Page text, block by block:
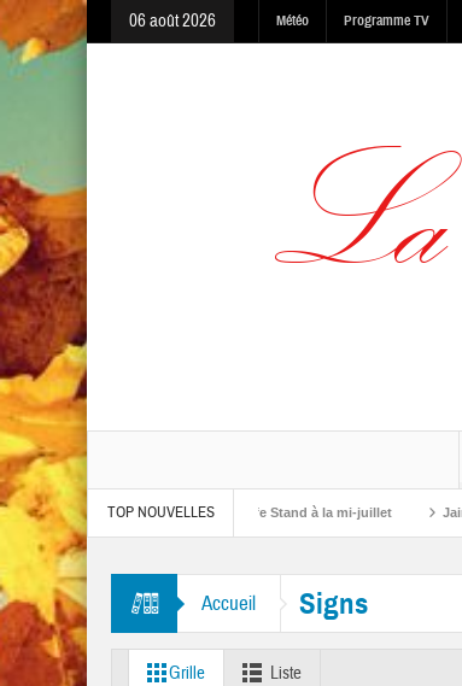
06 août 2026 Météo Programme TV
TOP NOUVELLES
Made In The Dark et One Life Stand à la mi-juillet Jaime
Man” et “Like A Rolling Stone”
Accueil Signs
Grille Liste